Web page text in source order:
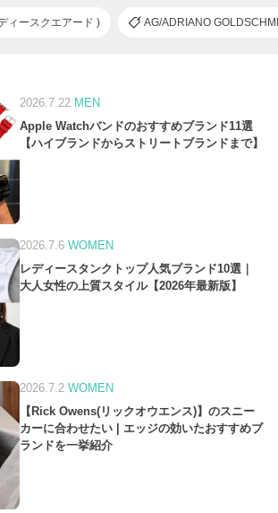
ィースクエアード ) AG/ADRIANO
2026.7.22 MEN
Apple Watchバンドのおすすめブランド11選
【ハイブランドからストリートブランドまで】
2026.7.6 WOMEN
レディースタンクトップ人気ブランド10選｜
大人女性の上質スタイル【2026年最新版】
2026.7.2 WOMEN
【Rick Owens(リックオウエンス)】のスニー
カーに合わせたい | エッジの効いたおすすめブ
ランドを一挙紹介